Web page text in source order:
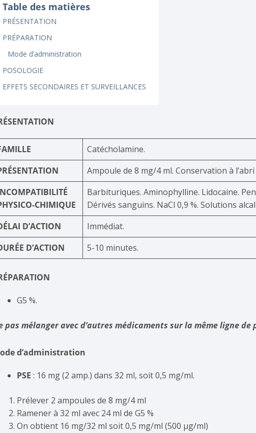
Table des matières
PRÉSENTATION
PRÉPARATION
Mode d’administration
POSOLOGIE
EFFETS SECONDAIRES ET SURVEILLANCES
Catécholamine.
Ampoule de 8 mg/4 ml. Conservation à
CHIMIQUE
Barbituriques. Aminophylline. Lidocaine.
Dérivés sanguins. NaCl 0,9 %. Solutions
D’ACTION
Immédiat.
D’ACTION
5-10 minutes.
G5 %.
pas mélanger avec d’autres médicaments sur la même ligne de
d’administration
PSE : 16 mg (2 amp.) dans 32 ml, soit 0,5 mg/ml.
Prélever 2 ampoules de 8 mg/4 ml
Ramener à 32 ml avec 24 ml de G5 %
On obtient 16 mg/32 ml soit 0,5 mg/ml (500 μg/ml)